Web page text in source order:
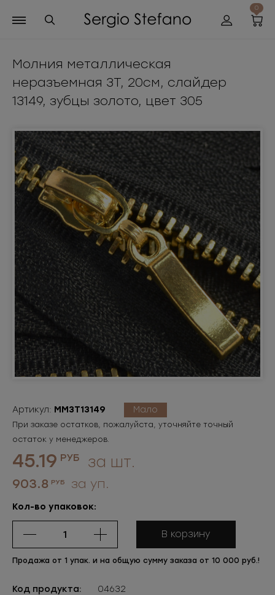
0
Молния металлическая
неразъемная 3Т, 20см, слайдер
13149, зубцы золото, цвет 305
Артикул: ММ3Т13149 Мало
При заказе остатков, пожалуйста, уточняйте точный
остаток у менеджеров.
45.19 РУБ за шт.
903.8 РУБ за уп.
Кол-во упаковок:
В корзину
Продажа от 1 упак. и на общую сумму заказа от 10 000 руб.!
Код продукта:
04632